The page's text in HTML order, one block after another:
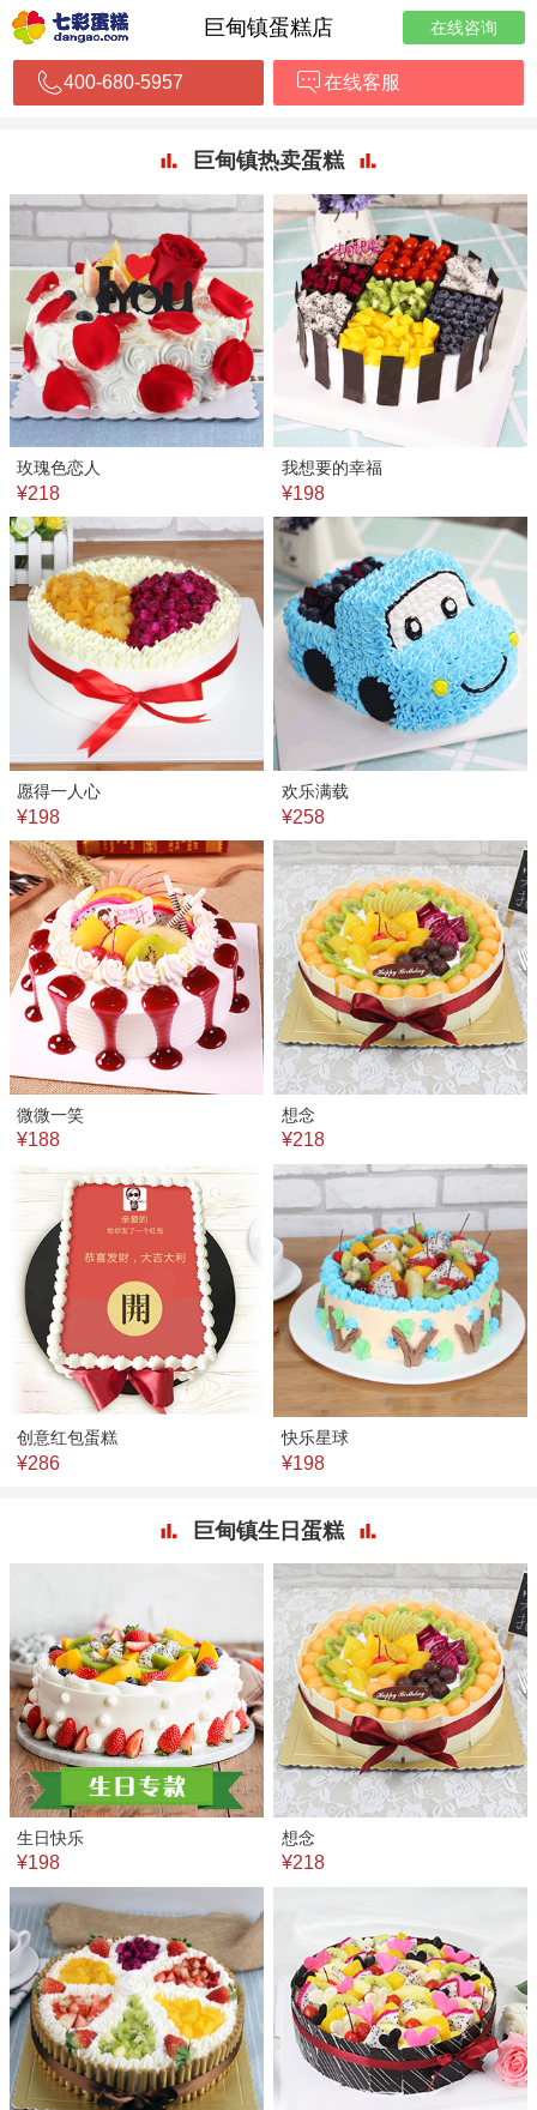
巨甸镇蛋糕店 在线咨询
400-680-5957 在线客服
巨甸镇热卖蛋糕
玫瑰色恋人
¥218
我想要的幸福
¥198
愿得一人心
¥198
欢乐满载
¥258
微微一笑
¥188
想念
¥218
创意红包蛋糕
¥286
快乐星球
¥198
巨甸镇生日蛋糕
生日快乐
¥198
想念
¥218